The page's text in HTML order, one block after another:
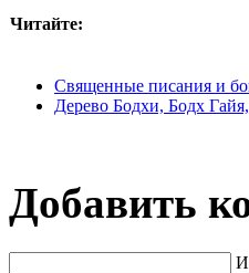
Читайте:
Священные писания и
Дерево Бодхи, Бодх
Добавить